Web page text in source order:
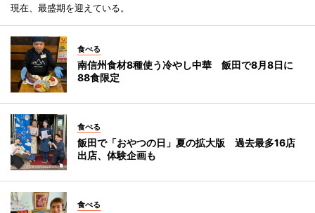
現在、最盛期を迎えている。
食べる
南信州食材8種使う冷やし中華 飯田で8月8日に
88食限定
食べる
飯田で「おやつの日」夏の拡大版 過去最多16店
出店、体験企画も
食べる